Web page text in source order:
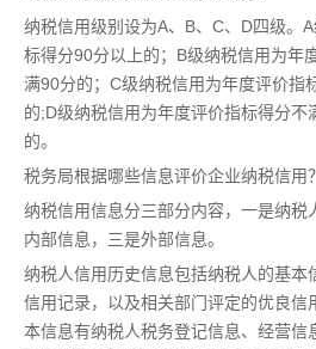
纳税信用级别设为A、B、C、D四级。
标得分90分以上的；B级纳税信用为年
满90分的；C级纳税信用为年度评价指
的;D级纳税信用为年度评价指标得分不
的。
税务局根据哪些信息评价企业纳税信用？
纳税信用信息分三部分内容，一是纳税
内部信息，三是外部信息。
纳税人信用历史信息包括纳税人的基本
信用记录，以及相关部门评定的优良信
本信息有纳税人税务登记信息、经营信